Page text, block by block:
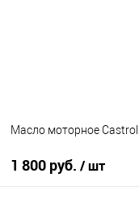
Масло моторное Castrol
1 800 руб. / шт